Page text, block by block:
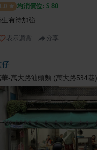
1.0 均消價位: $ 80
生有待加強
表示讚賞 分享
仔
華-萬大路汕頭麵 (萬大路534巷)